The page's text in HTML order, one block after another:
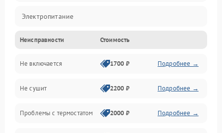
Электропитание
Нагрев
Механические повреждения
Оптика
Программное обеспечение
Неисправности Стоимость
Не включается 1700 ₽ Подробнее →
Не сушит 2200 ₽ Подробнее →
Проблемы с термостатом 2000 ₽ Подробнее →